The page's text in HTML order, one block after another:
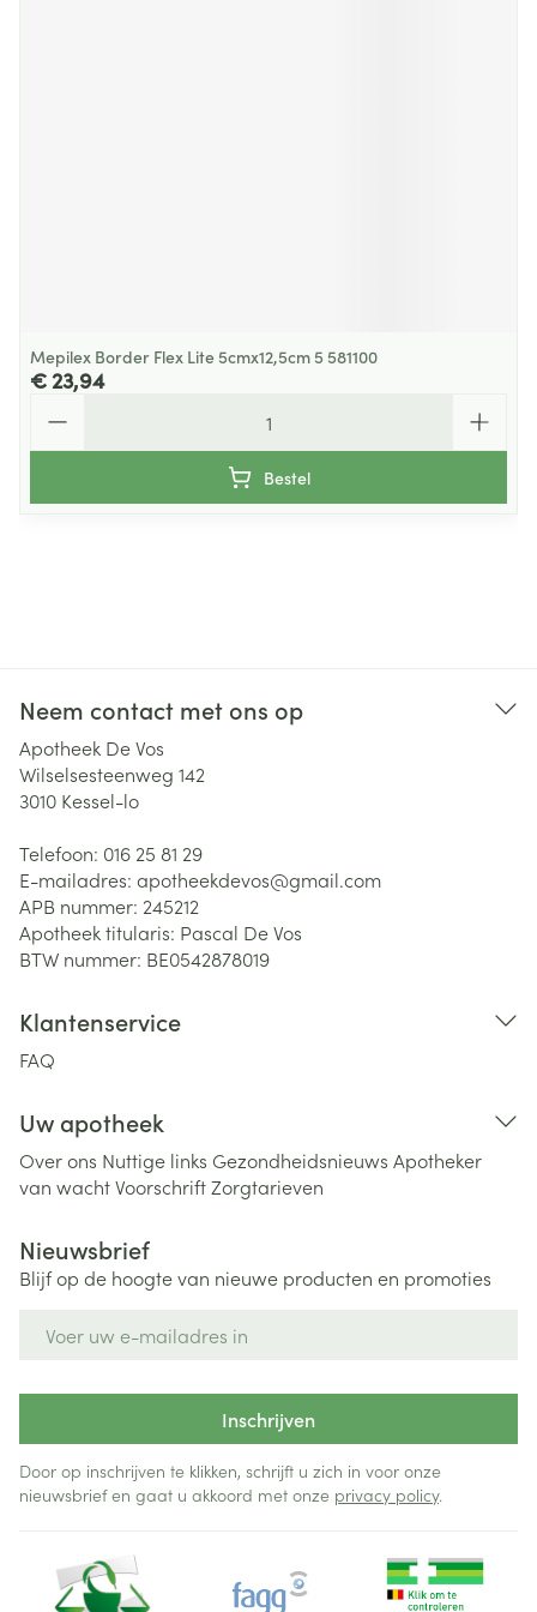
Mepilex Border Flex Lite 5cmx12,5cm 5 581100
€ 23,94
Bestel
Neem contact met ons op
Apotheek De Vos
Wilselsesteenweg 142
3010 Kessel-lo
Telefoon: 016 25 81 29
E-mailadres: apotheekdevos@gmail.com
APB nummer: 245212
Apotheek titularis: Pascal De Vos
BTW nummer: BE0542878019
Klantenservice
FAQ
Uw apotheek
Over ons Nuttige links Gezondheidsnieuws Apotheker
van wachtVoorschriftZorgtarieven
Nieuwsbrief
Blijf op de hoogte van nieuwe producten en promoties
Inschrijven
Door op inschrijven te klikken, schrijft u zich in voor onze
nieuwsbrief en gaat u akkoord met onze privacy policy.